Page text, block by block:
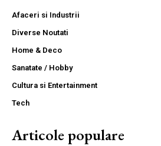
Afaceri si Industrii
Diverse Noutati
Home & Deco
Sanatate / Hobby
Cultura si Entertainment
Tech
Articole populare